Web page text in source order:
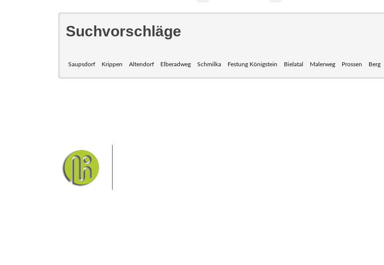
Suchvorschläge
Saupsdorf Krippen Altendorf Elberadweg Schmilka Festung Königstein Bielatal Malerweg Prossen Berg